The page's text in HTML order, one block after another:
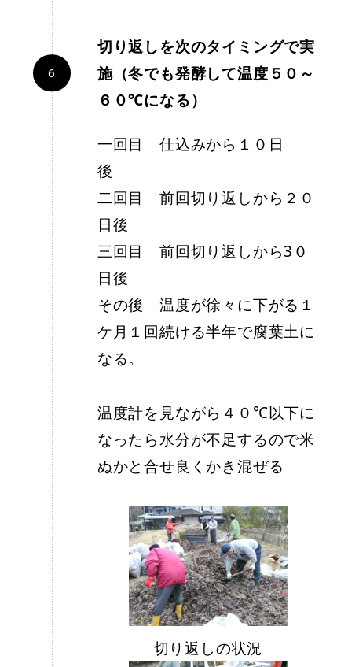
切り返しを次のタイミングで実
施（冬でも発酵して温度５０～
６０℃になる）
一回目 仕込みから１０日
後
二回目 前回切り返しから２０
日後
三回目 前回切り返しから3０
日後
その後 温度が徐々に下がる１
ケ月１回続ける半年で腐葉土に
なる。
温度計を見ながら４０℃以下に
なったら水分が不足するので米
ぬかと合せ良くかき混ぜる
切り返しの状況